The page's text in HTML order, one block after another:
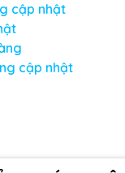
cập nhật
cập nhật